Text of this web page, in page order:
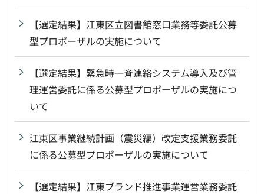
【選定結果】江東区立図書館窓口業務等委託公募
型プロポーザルの実施について
【選定結果】緊急時一斉連絡システム導入及び管
理運営委託に係る公募型プロポーザルの実施につ
いて
江東区事業継続計画（震災編）改定支援業務委託
に係る公募型プロポーザルの実施について
【選定結果】江東ブランド推進事業運営業務委託